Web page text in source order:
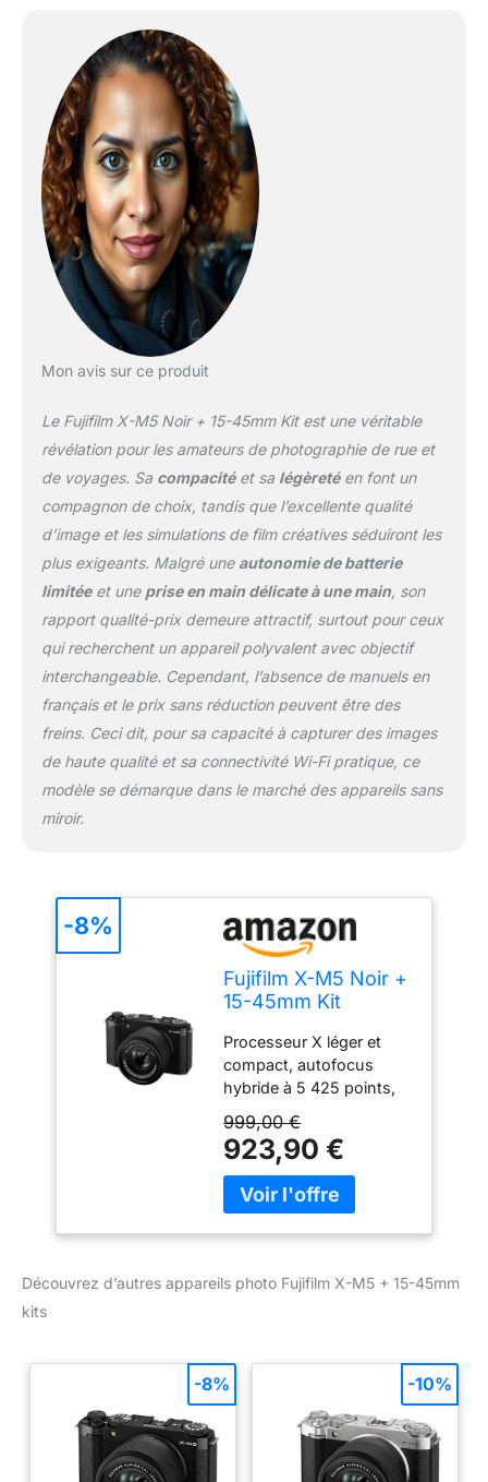
Mon avis sur ce produit
Le Fujifilm X-M5 Noir + 15-45mm Kit est une véritable
révélation pour les amateurs de photographie de rue et
de voyages. Sa compacitéet sa légèretéen font un
compagnon de choix, tandis que l’excellente qualité
d’image et les simulations de film créatives séduiront les
plus exigeants. Malgré une autonomie de batterie
limitéeet une prise en main délicate à une main, son
rapport qualité-prix demeure attractif, surtout pour ceux
qui recherchent un appareil polyvalent avec objectif
interchangeable. Cependant, l’absence de manuels en
français et le prix sans réduction peuvent être des
freins. Ceci dit, pour sa capacité à capturer des images
de haute qualité et sa connectivité Wi-Fi pratique, ce
modèle se démarque dans le marché des appareils sans
miroir.
Fujifilm X-M5 Noir +
15-45mm Kit
Processeur X léger et
compact, autofocus
hybride à 5 425 points,
8 images par seconde,
ES 20 images par
seconde, recadrage 30
images par seconde,
999,00 €
923,90 €
-8%
Découvrez d’autres appareils photo Fujifilm X-M5 + 15-45mm
kits
-8% -10%